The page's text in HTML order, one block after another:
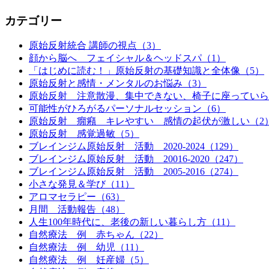
カテゴリー
原始反射統合 講師の視点（3）
顔から脳へ フェイシャル＆ヘッドスパ（1）
「はじめに読む！」原始反射の基礎知識と全体像（5）
原始反射と感情・メンタルのお悩み（3）
原始反射 注意散漫、集中できない、椅子に座っていら
可能性がひろがるパーソナルセッション（6）
原始反射 癇癪 キレやすい 感情の起伏が激しい（2）
原始反射 感覚過敏（5）
ブレインジム原始反射 活動 2020-2024（129）
ブレインジム原始反射 活動 20016-2020（247）
ブレインジム原始反射 活動 2005-2016（274）
小さな発見＆学び（11）
アロマセラピー（63）
月間 活動報告（48）
人生100年時代に、老後の新しい暮らし方（11）
自然療法 例 赤ちゃん（22）
自然療法 例 幼児（11）
自然療法 例 妊産婦（5）